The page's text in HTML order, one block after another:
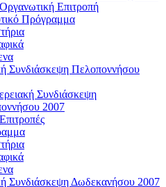
Οργανωτική Επιτροπή
Πρόγραμμα
Συνδιάσκεψη Πελοποννήσου
Συνδιάσκεψη
2007
Επιτροπές
Συνδιάσκεψη Δωδεκανήσου 2007